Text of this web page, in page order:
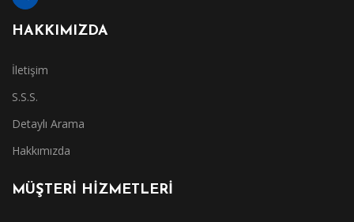
HAKKIMIZDA
İletişim
S.S.S.
Detaylı Arama
Hakkımızda
MÜŞTERİ HİZMETLERİ